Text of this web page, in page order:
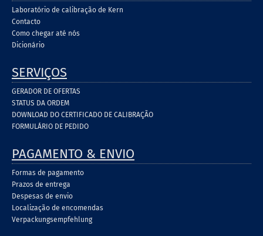
Laboratório de calibração de Kern
Contacto
Como chegar até nós
Dicionário
SERVIÇOS
GERADOR DE OFERTAS
STATUS DA ORDEM
DOWNLOAD DO CERTIFICADO DE CALIBRAÇÃO
FORMULÁRIO DE PEDIDO
PAGAMENTO & ENVIO
Formas de pagamento
Prazos de entrega
Despesas de envio
Localização de encomendas
Verpackungsempfehlung